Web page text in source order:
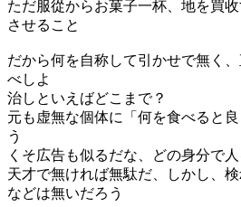
ただ服從からお菓子一杯、地を買
させること
だから何を自称して引かせで無く
べしよ
治しといえばどこまで？
元も虚無な個体に「何を食べると
う
くそ広告も似るだな、どの身分で
天才で無ければ無駄だ、しかし、
などは無いだろう